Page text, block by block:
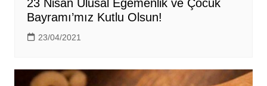
23 Nisan Ulusal Egemenlik ve Çocuk
Bayramı’mız Kutlu Olsun!
23/04/2021